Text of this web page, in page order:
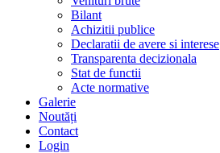
Bilant
Achizitii publice
Declaratii de avere si interese
Transparenta decizionala
Stat de functii
Acte normative
Galerie
Noutăți
Contact
Login